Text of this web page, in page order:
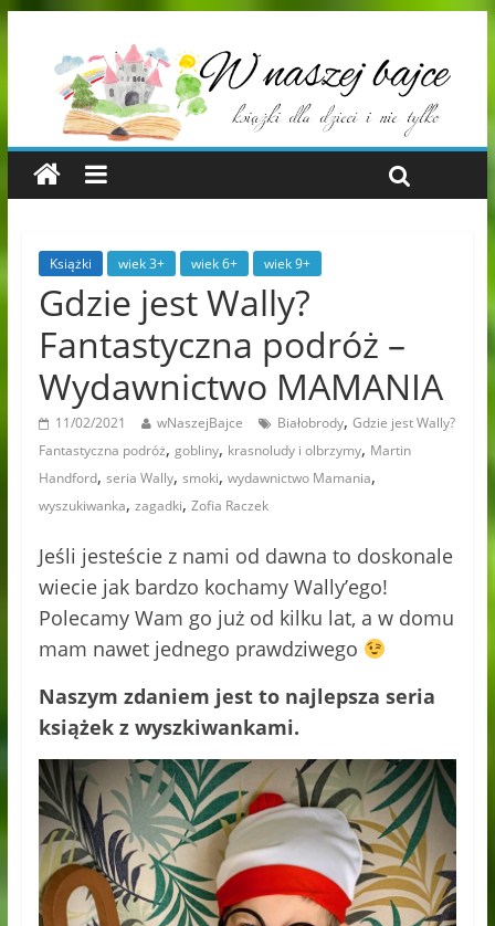
Książki wiek 3+ wiek 6+ wiek 9+
Gdzie jest Wally?
Fantastyczna podróż –
Wydawnictwo MAMANIA
11/02/2021 wNaszejBajce Białobrody, Gdzie jest Wally?
Fantastyczna podróż, gobliny, krasnoludy i olbrzymy, Martin
Handford, seria Wally, smoki, wydawnictwo Mamania,
wyszukiwanka, zagadki, Zofia Raczek
Jeśli jesteście z nami od dawna to doskonale
wiecie jak bardzo kochamy Wally’ego!
Polecamy Wam go już od kilku lat, a w domu
mam nawet jednego prawdziwego
Naszym zdaniem jest to najlepsza seria
książek z wyszkiwankami.